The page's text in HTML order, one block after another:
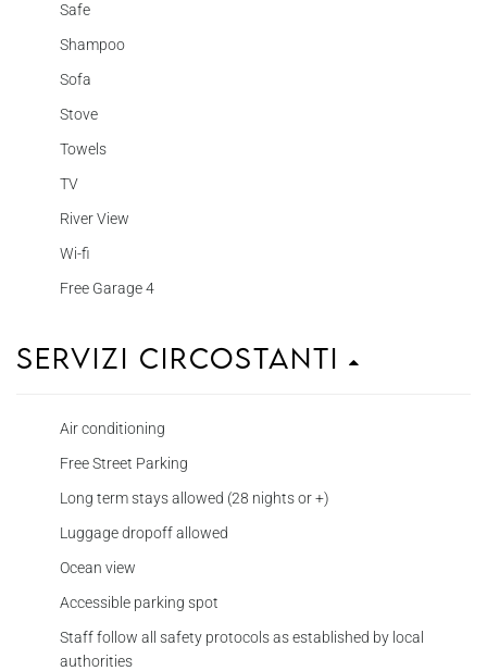
Safe
Shampoo
Sofa
Stove
Towels
TV
River View
Wi-fi
Free Garage 4
Servizi circostanti
Air conditioning
Free Street Parking
Long term stays allowed (28 nights or +)
Luggage dropoff allowed
Ocean view
Accessible parking spot
Staff follow all safety protocols as established by local
authorities